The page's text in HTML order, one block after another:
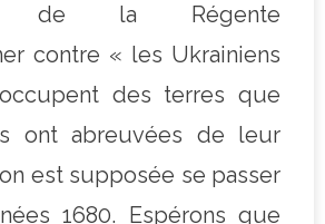
de la Régente
contre « les Ukrainiens
des terres que
ont abreuvées de leur
est supposée se passer
1680. Espérons que